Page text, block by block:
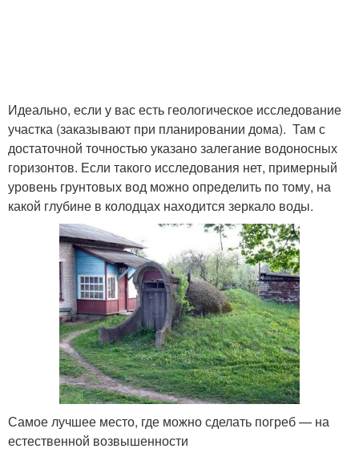
Погреб в глинистой
почве
Погреб под домом
Вход в погреб
Погреб в загородном
доме
Погреб в доме
Идеально, если у вас есть геологическое исследование
участка (заказывают при планировании дома). Там с
достаточной точностью указано залегание водоносных
горизонтов. Если такого исследования нет, примерный
уровень грунтовых вод можно определить по тому, на
какой глубине в колодцах находится зеркало воды.
Самое лучшее место, где можно сделать погреб — на
естественной возвышенности